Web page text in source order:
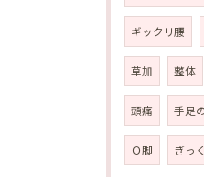
ギックリ腰
草加 整体
頭痛 手足
Ｏ脚 ぎっ